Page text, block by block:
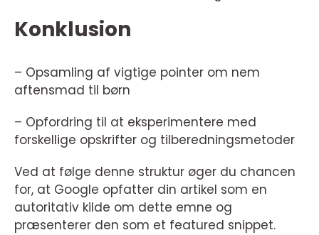
Konklusion
– Opsamling af vigtige pointer om nem
aftensmad til børn
– Opfordring til at eksperimentere med
forskellige opskrifter og tilberedningsmetoder
Ved at følge denne struktur øger du chancen
for, at Google opfatter din artikel som en
autoritativ kilde om dette emne og
præsenterer den som et featured snippet.